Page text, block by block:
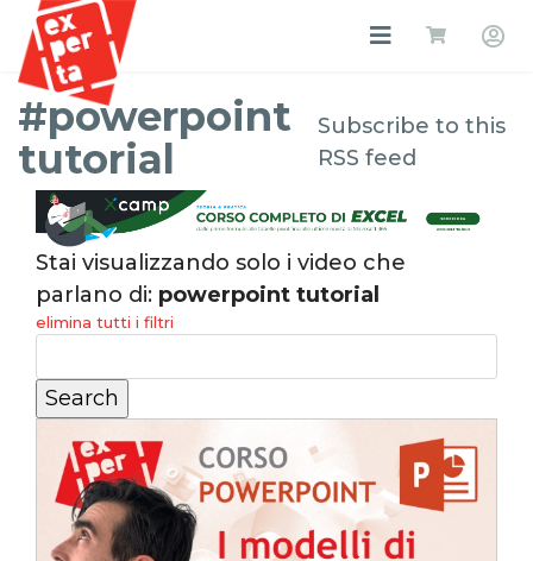
#powerpoint
tutorial
Subscribe to this
RSS feed
Stai visualizzando solo i video che
parlano di: powerpoint tutorial
elimina tutti i filtri